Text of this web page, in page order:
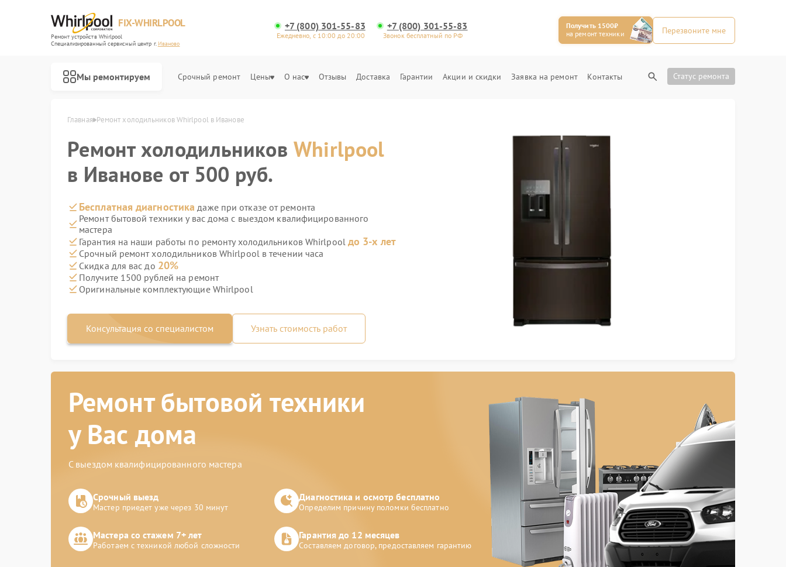
FIX-WHIRLPOOL
Ремонт устройств Whirlpool
Специализированный cервисный центр г. Иваново
+7 (800) 301-55-83
Ежедневно, с 10:00 до 20:00
+7 (800) 301-55-83
Звонок бесплатный по РФ
Получить 1500₽
на ремонт техники
Перезвоните мне
Мы ремонтируем Срочный ремонт Цены О нас Отзывы Доставка Гарантии Акции и скидки Заявка на ремонт Контакты Статус ремонта
Главная Ремонт холодильников Whirlpool в Иванове
Ремонт холодильников Whirlpool
в Иванове от 500 руб.
Бесплатная диагностика даже при отказе от ремонта
Ремонт бытовой техники у вас дома с выездом квалифицированного
мастера
Гарантия на наши работы по ремонту холодильников Whirlpool до 3-х лет
Срочный ремонт холодильников Whirlpool в течении часа
Скидка для вас до 20%
Получите 1500 рублей на ремонт
Оригинальные комплектующие Whirlpool
Консультация со специалистом Узнать стоимость работ
Ремонт бытовой техники
у Вас дома
С выездом квалифицированного мастера
Срочный выезд
Мастер приедет уже через 30 минут
Диагностика и осмотр бесплатно
Определим причину поломки бесплатно
Мастера со стажем 7+ лет
Работаем с техникой любой сложности
Гарантия до 12 месяцев
Составляем договор, предоставляем гарантию